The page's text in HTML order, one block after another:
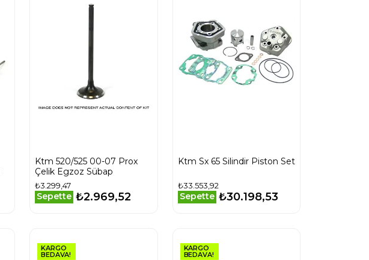
Ktm 520/525 00-07 Prox
Çelik Egzoz Sübap
₺3.299,47
Sepette ₺2.969,52
Ktm Sx 65 Silindir Piston Set
₺33.553,92
Sepette ₺30.198,53
KARGO
BEDAVA!
KARGO
BEDAVA!